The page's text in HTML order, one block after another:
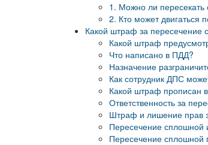
1. Можно ли
2. Кто может двигаться
Какой штраф за пересечение
Какой штраф
Что написано в ПДД?
Назначение
Как сотрудник ДПС
Какой штраф прописан
Ответственность за
Штраф и лишение прав
Пересечение
Пересечение сплошной